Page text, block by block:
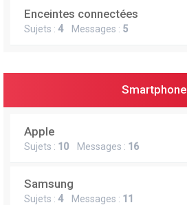
Enceintes connectées
Sujets : 4Messages : 5
Smartphone
Apple
Sujets : 10 Messages : 16
Samsung
Sujets : 4Messages : 11